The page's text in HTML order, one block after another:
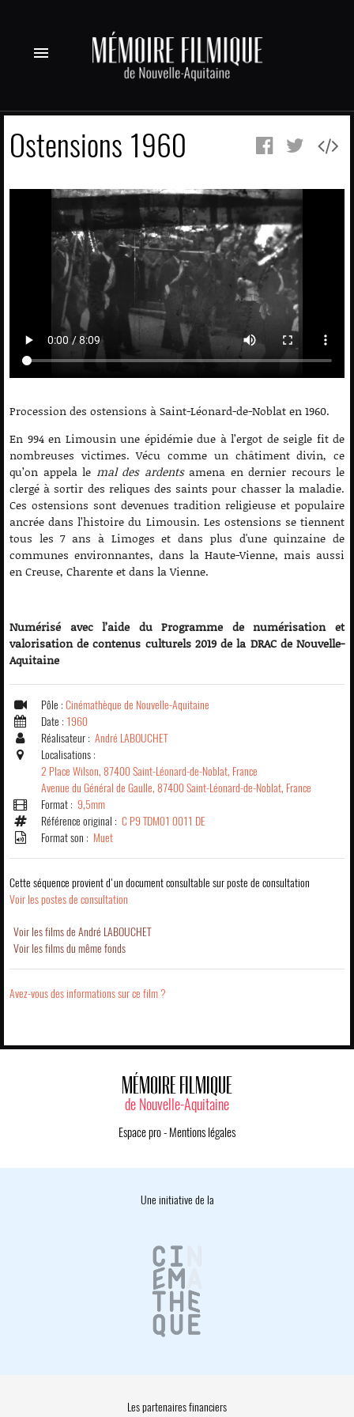
menu
Ostensions 1960
Procession des ostensions à Saint-Léonard-de-Noblat en 1960.
En 994 en Limousin une épidémie due à l’ergot de seigle fit de
nombreuses victimes. Vécu comme un châtiment divin, ce
qu’on appela le mal des ardentsamena en dernier recours le
clergé à sortir des reliques des saints pour chasser la maladie.
Ces ostensions sont devenues tradition religieuse et populaire
ancrée dans l’histoire du Limousin. Les ostensions se tiennent
tous les 7 ans à Limoges et dans plus d'une quinzaine de
communes environnantes, dans la Haute-Vienne, mais aussi
en Creuse, Charente et dans la Vienne.
Numérisé avec l’aide du Programme de numérisation et
valorisation de contenus culturels 2019 de la DRAC de Nouvelle-
Aquitaine
Pôle : Cinémathèque de Nouvelle-Aquitaine
Date : 1960
Réalisateur : André LABOUCHET
Localisations :
2 Place Wilson, 87400 Saint-Léonard-de-Noblat, France
Avenue du Général de Gaulle, 87400 Saint-Léonard-de-Noblat, France
Format : 9,5mm
Référence original : C P9 TDM01 0011 DE
Format son : Muet
Cette séquence provient d'un document consultable sur poste de consultation
Voir les postes de consultation
Voir les films de André LABOUCHET
Voir les films du même fonds
Avez-vous des informations sur ce film ?
MÉMOIRE FILMIQUE
de Nouvelle-Aquitaine
Espace pro- Mentions légales
Une initiative de la
Les partenaires financiers